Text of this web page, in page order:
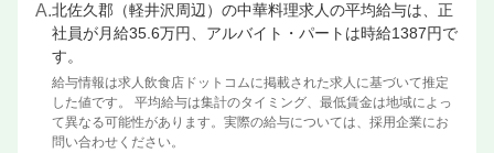
A.北佐久郡（軽井沢周辺）の中華料理求人の平均給与は、正
社員が月給35.6万円、アルバイト・パートは時給1387円で
す。
給与情報は求人飲食店ドットコムに掲載された求人に基づいて推定
した値です。 平均給与は集計のタイミング、最低賃金は地域によっ
て異なる可能性があります。実際の給与については、採用企業にお
問い合わせください。